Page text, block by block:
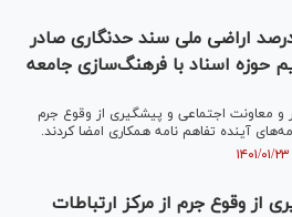
برای بیش از ۹۵ درصد اراضی ملی سند حدنگاری صادر
حوزه اسناد با فرهنگ‌سازی جامعه
و معاونت اجتماعی و پیشگیری از وقوع جرم
آینده تفاهم نامه همکاری امضا کردند.
از وقوع جرم از مرکز ارتباطات